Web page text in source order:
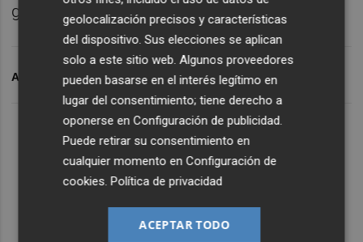
ganar una votación u otra".
ARCHIVADO EN MIGRACIÓN MARE PSOE JUNTS
geolocalización precisos y características
del dispositivo. Sus elecciones se aplican
solo a este sitio web. Algunos proveedores
pueden basarse en el interés legítimo en
lugar del consentimiento; tiene derecho a
oponerse enConfiguración de publicidad.
Puede retirar su consentimiento en
cualquier momento enConfiguración de
cookies.Política de privacidad
ACEPTAR TODO